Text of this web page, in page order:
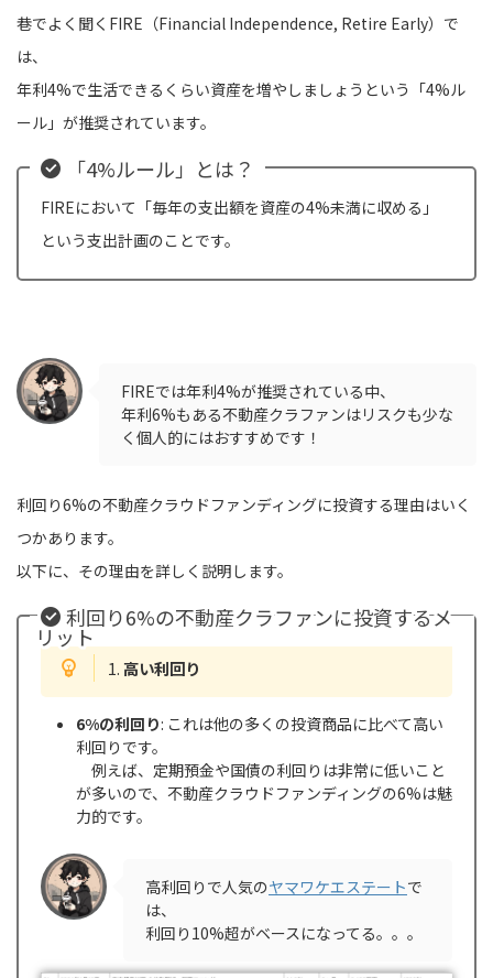
巷でよく聞くFIRE（Financial Independence, Retire Early）で
は、
年利4%で生活できるくらい資産を増やしましょうという「4%ル
ール」が推奨されています。
「4%ルール」とは？
FIREにおいて「毎年の支出額を資産の4%未満に収める」
という支出計画のことです。
FIREでは年利4%が推奨されている中、
年利6%もある不動産クラファンはリスクも少な
く個人的にはおすすめです！
利回り6%の不動産クラウドファンディングに投資する理由はいく
つかあります。
以下に、その理由を詳しく説明します。
利回り6%の不動産クラファンに投資するメ
リット
1.高い利回り
6%の利回り: これは他の多くの投資商品に比べて高い
利回りです。
例えば、定期預金や国債の利回りは非常に低いこと
が多いので、不動産クラウドファンディングの6%は魅
力的です。
高利回りで人気のヤマワケエステートで
は、
利回り10%超がベースになってる。。。